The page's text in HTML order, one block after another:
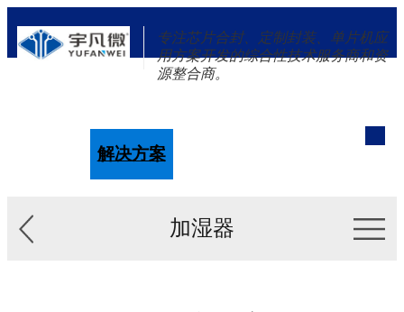
专注芯片合封、定制封装、单片机应
用方案开发的综合性技术服务商和资
源整合商。
解决方案
加湿器